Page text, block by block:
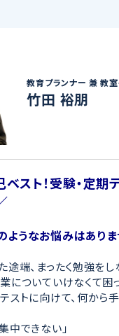
教育プランナー 兼教
竹田 裕朋
スト！受験・定期
ようなお悩みはありま
途端、まったく勉強をし
についていけなくて困
ストに向けて、何から
中できない」